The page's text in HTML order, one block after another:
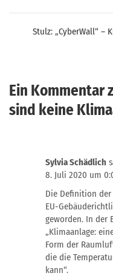
Stulz: „CyberWall“ –
Ein Kommentar
sind keine
Sylvia Schädlich
8. Juli 2020 um
Die Definition der
EU-
geworden. In der
„Klimaanlage:
Form der
die die
kann“.